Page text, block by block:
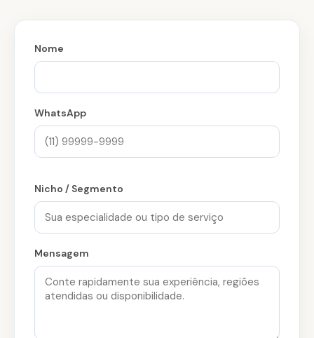
Nome
WhatsApp
Nicho / Segmento
Mensagem